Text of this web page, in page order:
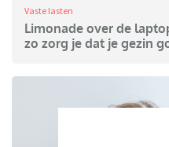
Vaste lasten
Limonade over de
zo zorg je dat je gezin